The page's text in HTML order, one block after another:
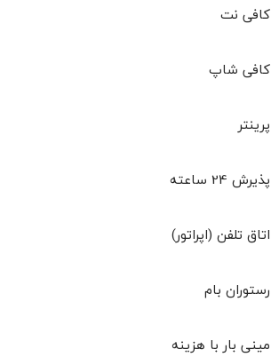
کافی نت
كافی شاپ
پرینتر
پذیرش 24 ساعته
اتاق تلفن (اپراتور)
رستوران بام
مینی بار با هزینه